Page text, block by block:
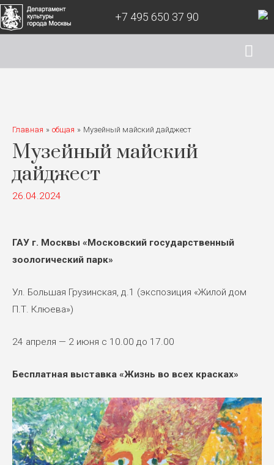
+7 495 650 37 90
Главная общая Музейный майский дайджест
Музейный майский
дайджест
26.04.2024
ГАУ г. Москвы «Московский государственный
зоологический парк»
Ул. Большая Грузинская, д.1 (экспозиция «Жилой дом
П.Т. Клюева»)
24 апреля — 2 июня c 10.00 до 17.00
Бесплатная выставка «Жизнь во всех красках»